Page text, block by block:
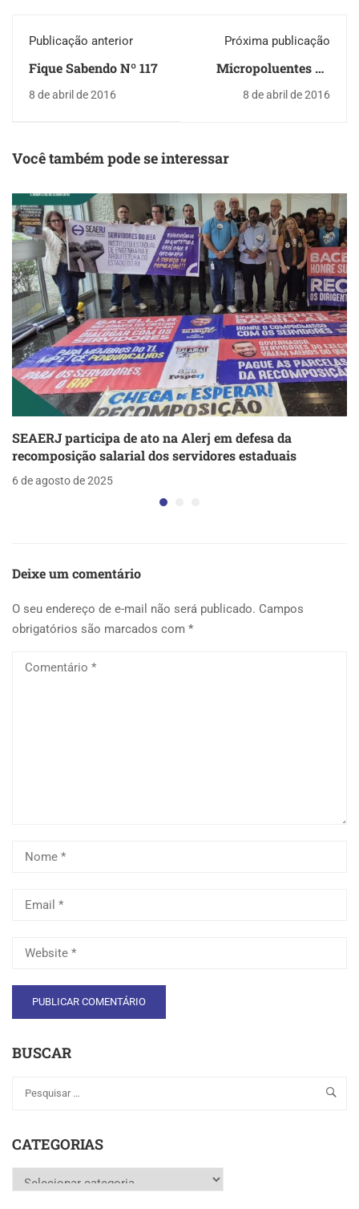
Publicação anterior
Fique Sabendo Nº 117
8 de abril de 2016
Próxima publicação
Micropoluentes na
8 de abril de 2016
Você também pode se interessar
SEAERJ participa de ato na Alerj em defesa da
recomposição salarial dos servidores estaduais
6 de agosto de 2025
Deixe um comentário
O seu endereço de e-mail não será publicado. Campos
obrigatórios são marcados com *
BUSCAR
CATEGORIAS
Categorias